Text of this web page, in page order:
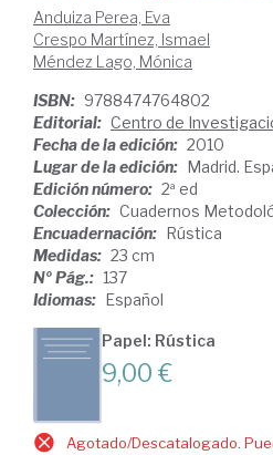
Anduiza Perea, Eva
Crespo Martínez, Ismael
Méndez Lago, Mónica
ISBN: 9788474764802
Editorial: Centro de
Fecha de la edición: 2010
Lugar de la edición: Madrid.
Edición número: 2ª ed
Colección: Cuadernos
Encuadernación: Rústica
Medidas: 23 cm
Nº Pág.: 137
Idiomas: Español
Papel: Rústica
9,00 €
Agotado/Descatalogado.